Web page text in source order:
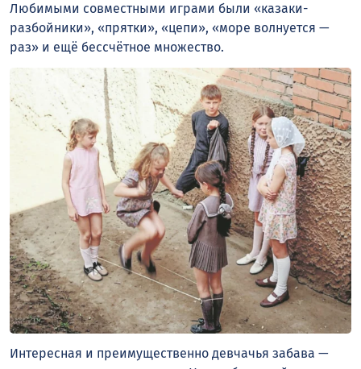
Любимыми совместными играми были «казаки-
разбойники», «прятки», «цепи», «море волнуется —
раз» и ещё бессчётное множество.
Интересная и преимущественно девчачья забава —